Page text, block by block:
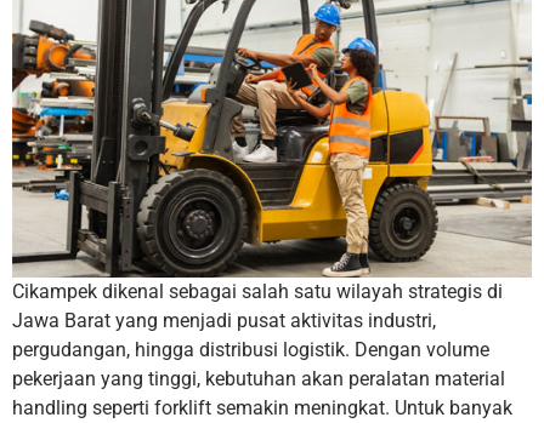
Cikampek dikenal sebagai salah satu wilayah strategis di
Jawa Barat yang menjadi pusat aktivitas industri,
pergudangan, hingga distribusi logistik. Dengan volume
pekerjaan yang tinggi, kebutuhan akan peralatan material
handling seperti forklift semakin meningkat. Untuk banyak